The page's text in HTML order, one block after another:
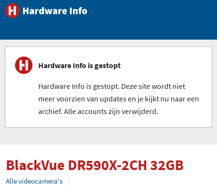
Hardware Info is gestopt
Hardware Info is gestopt. Deze site wordt niet
meer voorzien van updates en je kijkt nu naar een
archief. Alle accounts zijn verwijderd.
BlackVue DR590X-2CH 32GB
Alle videocamera's